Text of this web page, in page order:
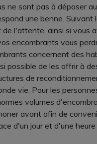
ne sont pas à déposer
une benne. Suivant
de l'attente, ainsi si vous
encombrants vous
concernent des
possible de les offrir à
de
vie. Pour les
volumes
avant afin de
d'un jour et d'une